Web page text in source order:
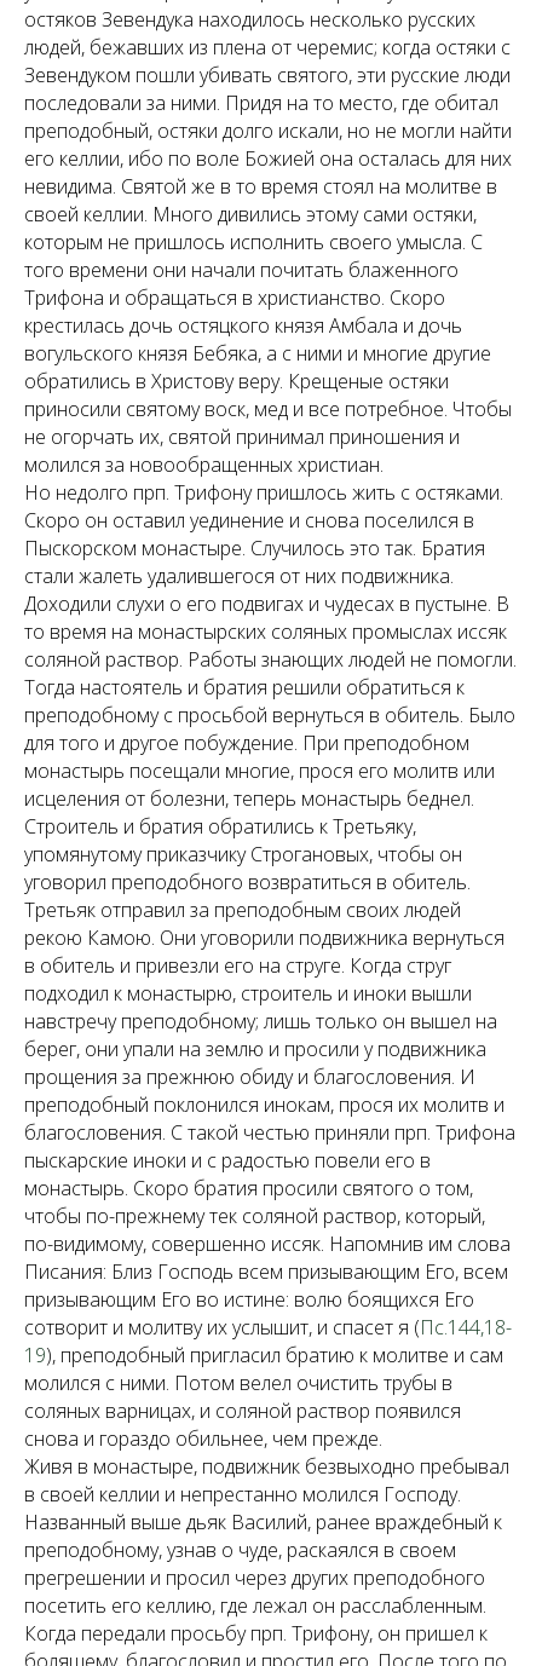
остяков Зевендука находилось несколько русских
людей, бежавших из плена от черемис; когда остяки с
Зевендуком пошли убивать святого, эти русские люди
последовали за ними. Придя на то место, где обитал
преподобный, остяки долго искали, но не могли найти
его келлии, ибо по воле Божией она осталась для них
невидима. Святой же в то время стоял на молитве в
своей келлии. Много дивились этому сами остяки,
которым не пришлось исполнить своего умысла. С
того времени они начали почитать блаженного
Трифона и обращаться в христианство. Скоро
крестилась дочь остяцкого князя Амбала и дочь
вогульского князя Бебяка, а с ними и многие другие
обратились в Христову веру. Крещеные остяки
приносили святому воск, мед и все потребное. Чтобы
не огорчать их, святой принимал приношения и
молился за новообращенных христиан.
Но недолго прп. Трифону пришлось жить с остяками.
Скоро он оставил уединение и снова поселился в
Пыскорском монастыре. Случилось это так. Братия
стали жалеть удалившегося от них подвижника.
Доходили слухи о его подвигах и чудесах в пустыне. В
то время на монастырских соляных промыслах иссяк
соляной раствор. Работы знающих людей не помогли.
Тогда настоятель и братия решили обратиться к
преподобному с просьбой вернуться в обитель. Было
для того и другое побуждение. При преподобном
монастырь посещали многие, прося его молитв или
исцеления от болезни, теперь монастырь беднел.
Строитель и братия обратились к Третьяку,
упомянутому приказчику Строгановых, чтобы он
уговорил преподобного возвратиться в обитель.
Третьяк отправил за преподобным своих людей
рекою Камою. Они уговорили подвижника вернуться
в обитель и привезли его на струге. Когда струг
подходил к монастырю, строитель и иноки вышли
навстречу преподобному; лишь только он вышел на
берег, они упали на землю и просили у подвижника
прощения за прежнюю обиду и благословения. И
преподобный поклонился инокам, прося их молитв и
благословения. С такой честью приняли прп. Трифона
пыскарские иноки и с радостью повели его в
монастырь. Скоро братия просили святого о том,
чтобы по-прежнему тек соляной раствор, который,
по-видимому, совершенно иссяк. Напомнив им слова
Писания: Близ Господь всем призывающим Его, всем
призывающим Его во истине: волю боящихся Его
сотворит и молитву их услышит, и спасет я (Пс.144,18-
19), преподобный пригласил братию к молитве и сам
молился с ними. Потом велел очистить трубы в
соляных варницах, и соляной раствор появился
снова и гораздо обильнее, чем прежде.
Живя в монастыре, подвижник безвыходно пребывал
в своей келлии и непрестанно молился Господу.
Названный выше дьяк Василий, ранее враждебный к
преподобному, узнав о чуде, раскаялся в своем
прегрешении и просил через других преподобного
посетить его келлию, где лежал он расслабленным.
Когда передали просьбу прп. Трифону, он пришел к